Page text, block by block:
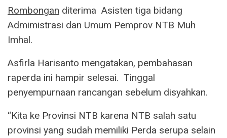
Rombongan diterima Asisten tiga bidang
Admimistrasi dan Umum Pemprov NTB Muh
Imhal.
Asfirla Harisanto mengatakan, pembahasan
raperda ini hampir selesai. Tinggal
penyempurnaan rancangan sebelum disyahkan.
“Kita ke Provinsi NTB karena NTB salah satu
provinsi yang sudah memiliki Perda serupa selain